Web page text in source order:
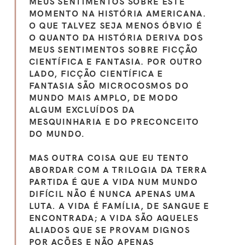
MOMENTO NA HISTÓRIA AMERICANA.
O QUE TALVEZ SEJA MENOS ÓBVIO É
O QUANTO DA HISTÓRIA DERIVA DOS
MEUS SENTIMENTOS SOBRE FICÇÃO
CIENTÍFICA E FANTASIA. POR OUTRO
LADO, FICÇÃO CIENTÍFICA E
FANTASIA SÃO MICROCOSMOS DO
MUNDO MAIS AMPLO, DE MODO
ALGUM EXCLUÍDOS DA
MESQUINHARIA E DO PRECONCEITO
DO MUNDO.
MAS OUTRA COISA QUE EU TENTO
ABORDAR COM A TRILOGIA DA TERRA
PARTIDA É QUE A VIDA NUM MUNDO
DIFÍCIL NÃO É NUNCA APENAS UMA
LUTA. A VIDA É FAMÍLIA, DE SANGUE E
ENCONTRADA; A VIDA SÃO AQUELES
ALIADOS QUE SE PROVAM DIGNOS
POR AÇÕES E NÃO APENAS